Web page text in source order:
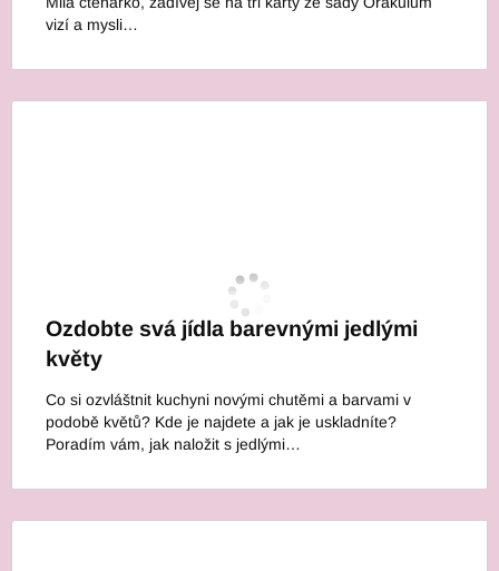
vizí a mysli…
Ozdobte svá jídla barevnými jedlými
květy
Co si ozvláštnit kuchyni novými chutěmi a barvami v
podobě květů? Kde je najdete a jak je uskladníte?
Poradím vám, jak naložit s jedlými…